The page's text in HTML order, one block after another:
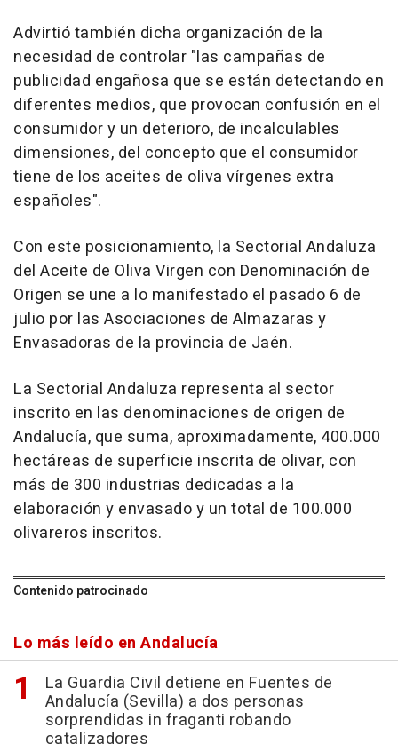
Advirtió también dicha organización de la
necesidad de controlar "las campañas de
publicidad engañosa que se están detectando en
diferentes medios, que provocan confusión en el
consumidor y un deterioro, de incalculables
dimensiones, del concepto que el consumidor
tiene de los aceites de oliva vírgenes extra
españoles".
Con este posicionamiento, la Sectorial Andaluza
del Aceite de Oliva Virgen con Denominación de
Origen se une a lo manifestado el pasado 6 de
julio por las Asociaciones de Almazaras y
Envasadoras de la provincia de Jaén.
La Sectorial Andaluza representa al sector
inscrito en las denominaciones de origen de
Andalucía, que suma, aproximadamente, 400.000
hectáreas de superficie inscrita de olivar, con
más de 300 industrias dedicadas a la
elaboración y envasado y un total de 100.000
olivareros inscritos.
Contenido patrocinado
Lo más leído en Andalucía
La Guardia Civil detiene en Fuentes de
Andalucía (Sevilla) a dos personas
sorprendidas in fraganti robando
catalizadores